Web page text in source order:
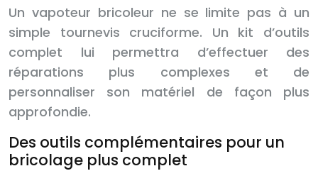
Un vapoteur bricoleur ne se limite pas à un
simple tournevis cruciforme. Un kit d’outils
complet lui permettra d’effectuer des
réparations plus complexes et de
personnaliser son matériel de façon plus
approfondie.
Des outils complémentaires pour un
bricolage plus complet